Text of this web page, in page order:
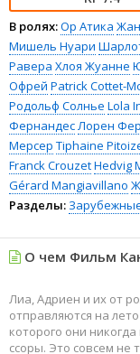
В ролях:Ор Атика
Мишель Нуари
Равера Хлоя Жуанне
Офрей Patrick Cottet-
Родольф Солнье Lola
ФернандесЛорен
Мерсер Tiphaine
Franck CrouzetHedvig
Gérard Mangiavillano
Разделы:
О чем Фильм
Лиа, Адриен и их от
отправляются на
которого они
ссоры. Это совсем не